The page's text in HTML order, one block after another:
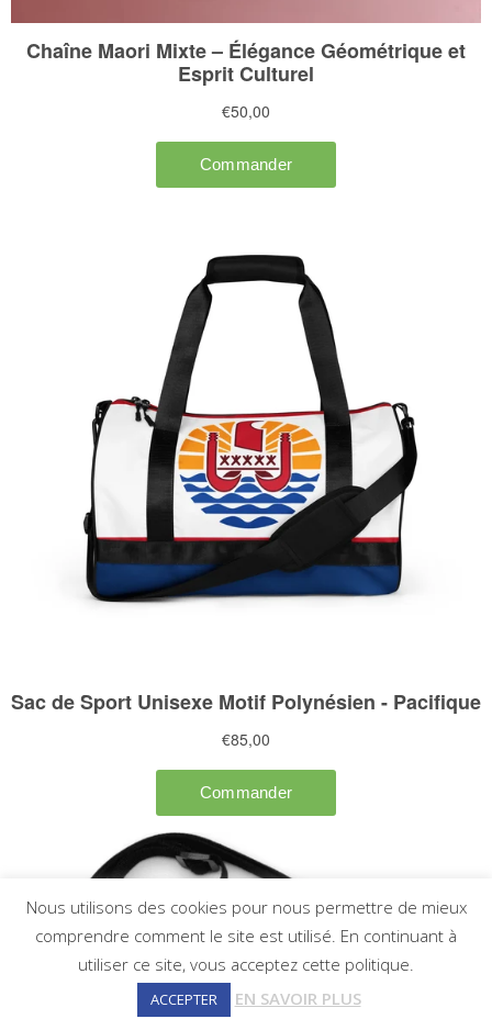
Nous utilisons des cookies pour nous permettre de mieux
comprendre comment le site est utilisé. En continuant à
utiliser ce site, vous acceptez cette politique.
ACCEPTER EN SAVOIR PLUS